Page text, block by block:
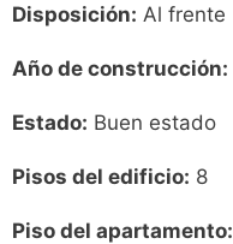
Disposición: Al frente
Año de construcción:
Estado: Buen estado
Pisos del edificio: 8
Piso del apartamento: